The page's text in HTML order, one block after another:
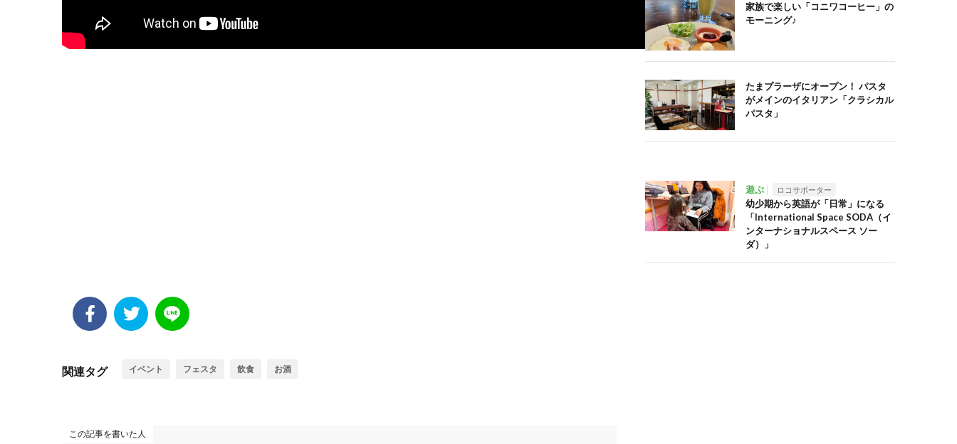
関連タグ イベント フェスタ 飲食 お酒
この記事を書いた人
家族で楽しい「コニワコーヒー」の
モーニング♪
たまプラーザにオープン！ パスタ
がメインのイタリアン「クラシカル
パスタ」
遊ぶ ロコサポーター
幼少期から英語が「日常」になる
「International Space SODA（イ
ンターナショナルスペース ソー
ダ）」